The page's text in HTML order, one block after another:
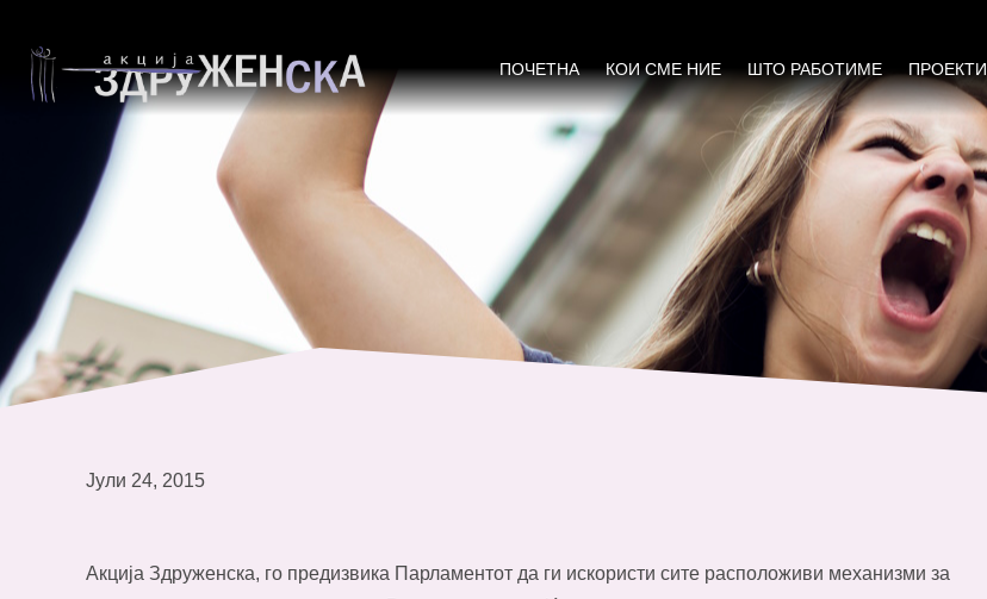
ПОЧЕТНА КОИ СМЕ НИЕ ШТО РАБОТИМЕ ПРОЕКТИ
Јули 24, 2015
Акција Здруженска, го предизвика Парламентот да ги искористи сите расположиви механизми за